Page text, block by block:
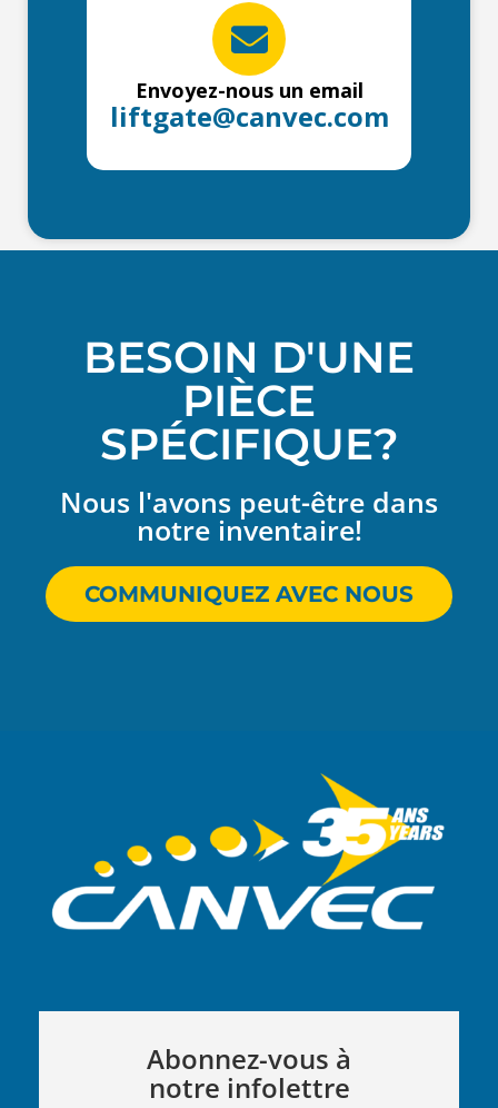
Envoyez-nous un email
liftgate@canvec.com
BESOIN D'UNE
PIÈCE
SPÉCIFIQUE?
Nous l'avons peut-être dans
notre inventaire!
COMMUNIQUEZ AVEC NOUS
Abonnez-vous à
notre infolettre